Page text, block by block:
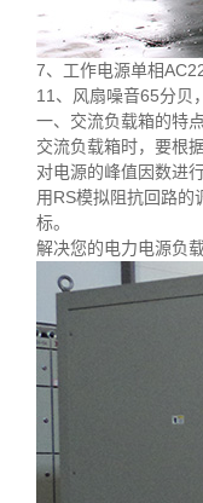
7、工作电源单相
11、风扇噪音65分贝
一、交流负载箱的特
交流负载箱时，要根
对电源的峰值因数进
用RS模拟阻抗回路的
标。
解决您的电力电源负